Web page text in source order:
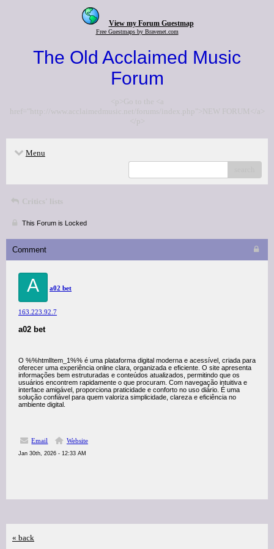
View my Forum Guestmap
Free Guestmaps by Bravenet.com
The Old Acclaimed Music
Forum
<p>Go to the <a
href="http://www.acclaimedmusic.net/forums/index.php">NEW FORUM</a>
</p>
Menu
Critics' lists
This Forum is Locked
Comment
A a02 bet
163.223.92.7
a02 bet
O %%htmlItem_1%% é uma plataforma digital moderna e acessível, criada para
oferecer uma experiência online clara, organizada e eficiente. O site apresenta
informações bem estruturadas e conteúdos atualizados, permitindo que os
usuários encontrem rapidamente o que procuram. Com navegação intuitiva e
interface amigável, proporciona praticidade e conforto no uso diário. É uma
solução confiável para quem valoriza simplicidade, clareza e eficiência no
ambiente digital.
Email Website
Jan 30th, 2026 - 12:33 AM
« back